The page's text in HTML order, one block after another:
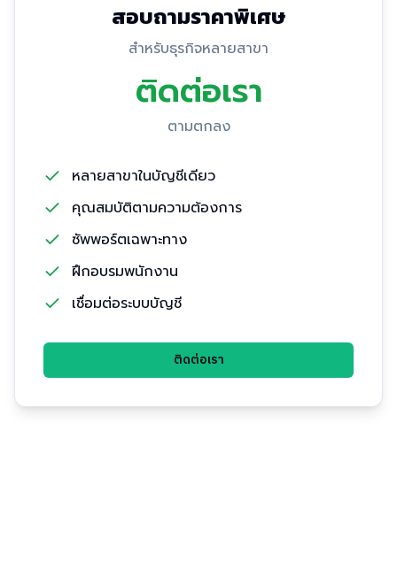
สอบถามราคาพิเศษ
สำหรับธุรกิจหลายสาขา
ติดต่อเรา
ตามตกลง
หลายสาขาในบัญชีเดียว
คุณสมบัติตามความต้องการ
ซัพพอร์ตเฉพาะทาง
ฝึกอบรมพนักงาน
เชื่อมต่อระบบบัญชี
ติดต่อเรา